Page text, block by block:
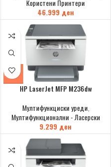
Користени Принтери
46.999 ден
HP LaserJet MFP M236dw
Мултифункциски уреди
Мултифункционални - Ласерски
9.299 ден